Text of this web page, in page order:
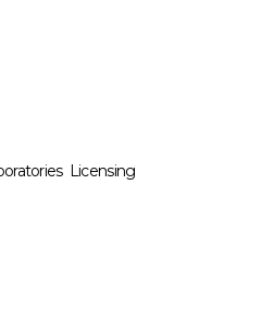
Licensing